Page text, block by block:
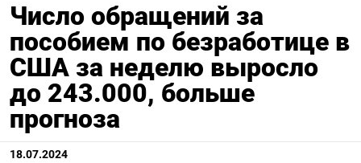
Число обращений за
пособием по безработице в
США за неделю выросло
до 243.000, больше
прогноза
18.07.2024